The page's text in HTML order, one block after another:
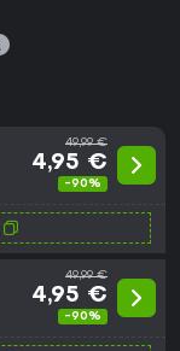
49,99 €
4,95 €
-90%
49,99 €
4,95 €
-90%